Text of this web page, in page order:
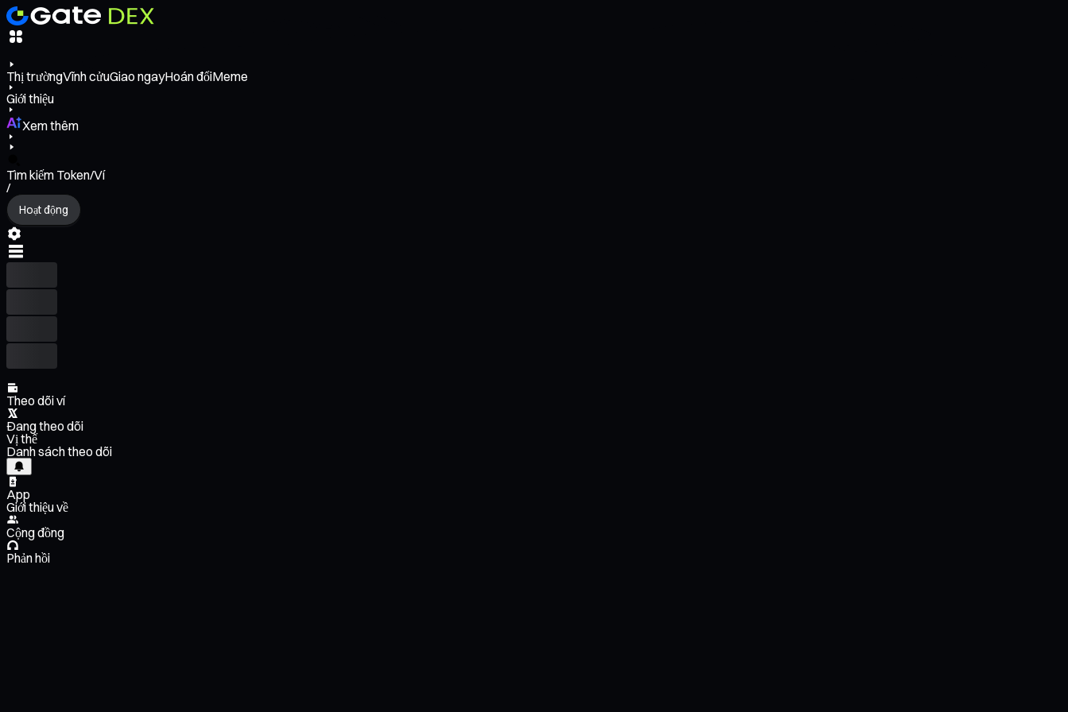
Thị trườngVĩnh cửuGiao ngayHoán đổiMeme
Giới thiệu
Xem thêm
Tìm kiếm Token/Ví
/
Hoạt động
Theo dõi ví
Đang theo dõi
Vị thế
Danh sách theo dõi
App
Giới thiệu về
Cộng đồng
Phản hồi